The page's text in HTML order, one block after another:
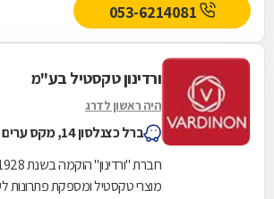
ורדינון טקסטיל בע"מ
היה ראשון לדרג
ברל כצנלסון 14, מקס ערים כפר סבא
מוצרי טקסטיל ומספקת פתרונות